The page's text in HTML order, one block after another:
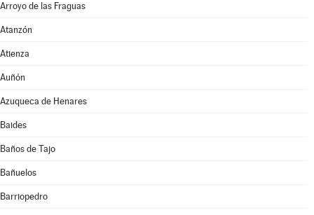
Arroyo de las Fraguas
Atanzón
Atienza
Auñón
Azuqueca de Henares
Baides
Baños de Tajo
Bañuelos
Barriopedro